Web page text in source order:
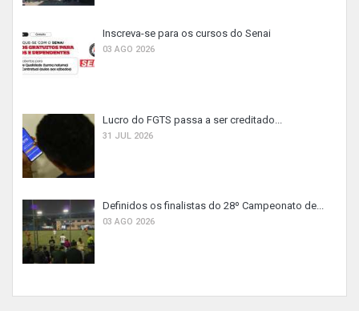
Inscreva-se para os cursos do Senai
03 AGO 2026
Lucro do FGTS passa a ser creditado...
31 JUL 2026
Definidos os finalistas do 28º Campeonato de...
03 AGO 2026